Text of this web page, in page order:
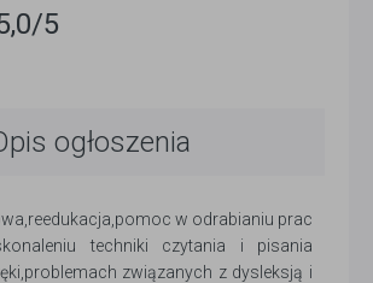
/5
ogłoszenia
w odrabianiu prac
techniki czytania i pisania
związanych z dysleksją i